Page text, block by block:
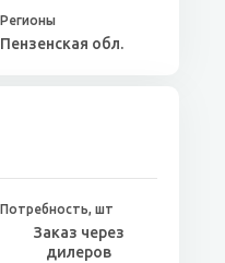
Пензенская обл.
Заказ через
дилеров